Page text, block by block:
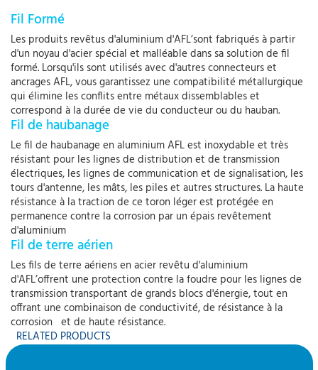
Fil Formé
Les produits revêtus d'aluminium d'AFL’sont fabriqués à partir
d'un noyau d'acier spécial et malléable dans sa solution de fil
formé. Lorsqu'ils sont utilisés avec d'autres connecteurs et
ancrages AFL, vous garantissez une compatibilité métallurgique
qui élimine les conflits entre métaux dissemblables et
correspond à la durée de vie du conducteur ou du hauban.
Fil de haubanage
Le fil de haubanage en aluminium AFL est inoxydable et très
résistant pour les lignes de distribution et de transmission
électriques, les lignes de communication et de signalisation, les
tours d'antenne, les mâts, les piles et autres structures. La haute
résistance à la traction de ce toron léger est protégée en
permanence contre la corrosion par un épais revêtement
d'aluminium
Fil de terre aérien
Les fils de terre aériens en acier revêtu d'aluminium
d'AFL’offrent une protection contre la foudre pour les lignes de
transmission transportant de grands blocs d'énergie, tout en
offrant une combinaison de conductivité, de résistance à la
corrosion et de haute résistance.
RELATED PRODUCTS